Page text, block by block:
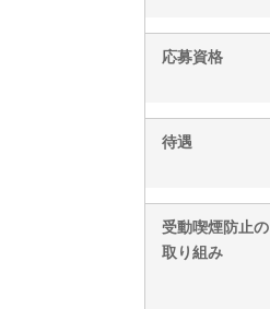
応募資格
待遇
受動喫煙防止の
取り組み